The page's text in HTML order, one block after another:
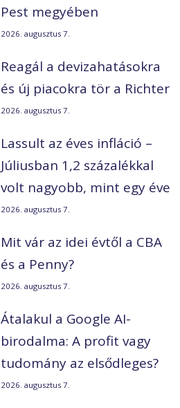
Pest megyében
2026. augusztus 7.
Reagál a devizahatásokra
és új piacokra tör a Richter
2026. augusztus 7.
Lassult az éves infláció –
Júliusban 1,2 százalékkal
volt nagyobb, mint egy éve
2026. augusztus 7.
Mit vár az idei évtől a CBA
és a Penny?
2026. augusztus 7.
Átalakul a Google AI-
birodalma: A profit vagy
tudomány az elsődleges?
2026. augusztus 7.